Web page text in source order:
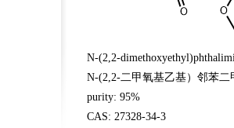
N-(2,2-
N-(2,2-二甲氧基乙基）邻苯二
purity: 95%
CAS: 27328-34-3